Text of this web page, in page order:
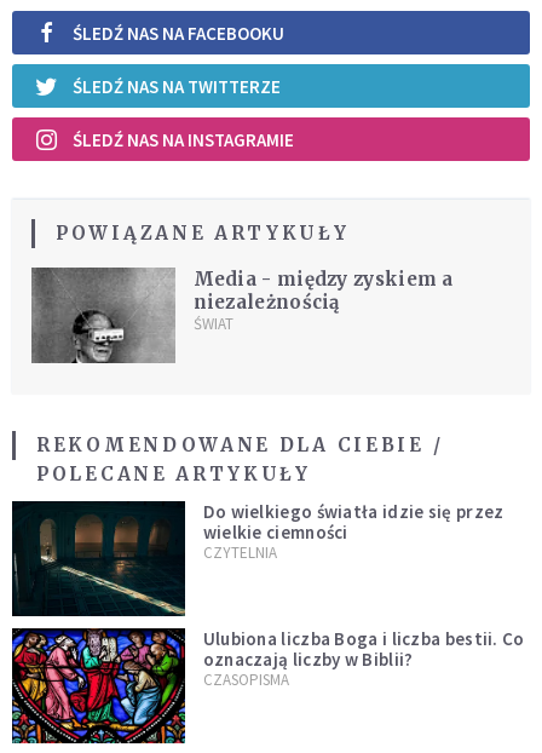
ŚLEDŹ NAS NA FACEBOOKU
ŚLEDŹ NAS NA TWITTERZE
ŚLEDŹ NAS NA INSTAGRAMIE
POWIĄZANE ARTYKUŁY
Media - między zyskiem a
niezależnością
ŚWIAT
REKOMENDOWANE DLA CIEBIE /
POLECANE ARTYKUŁY
Do wielkiego światła idzie się przez
wielkie ciemności
CZYTELNIA
Ulubiona liczba Boga i liczba bestii. Co
oznaczają liczby w Biblii?
CZASOPISMA